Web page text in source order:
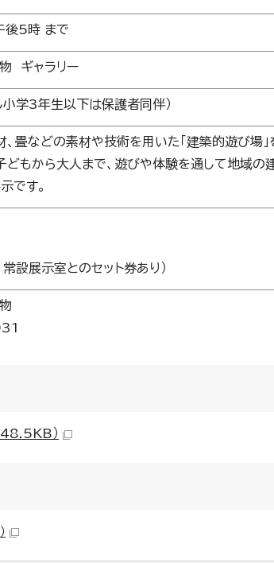
後5時 まで
ギャラリー
小学3年生以下は保護者同伴）
、畳などの素材や技術を用いた「建築的遊び場
どもから大人まで、遊びや体験を通して地域の
です。
常設展示室とのセット券あり）
）